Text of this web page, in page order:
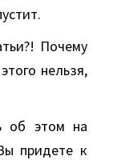
Почему
нельзя,
об этом на
придете к